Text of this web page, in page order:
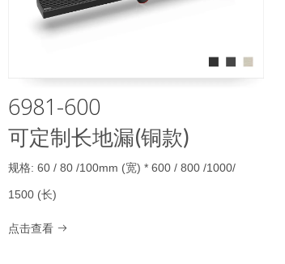
6981-600
可定制长地漏(铜款)
规格: 60 / 80 /100mm (宽) * 600 / 800 /1000/
1500 (长)
点击查看 